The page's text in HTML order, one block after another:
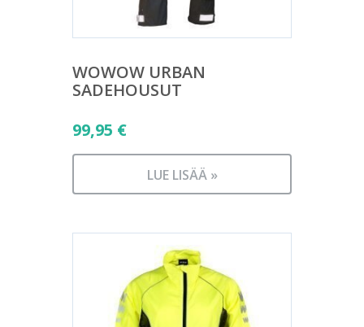
WOWOW URBAN
SADEHOUSUT
99,95 €
LUE LISÄÄ »